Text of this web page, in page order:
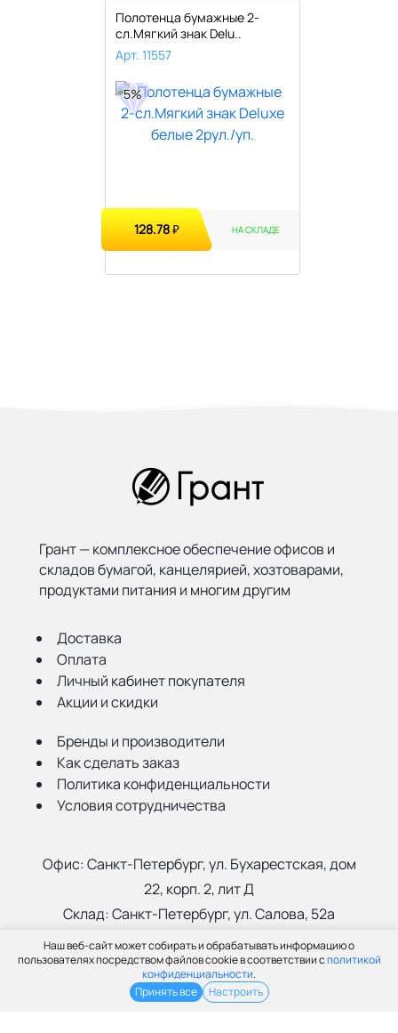
Наш веб-сайт может собирать и обрабатывать информацию о
пользователях посредством файлов cookie в соответствии сполитикой
конфиденциальности.
Принять все
Настроить
Полотенца бумажные 2-
сл.Мягкий знак Delu..
Арт. 11557
5%
128.78₽ НА СКЛАДЕ
Грант — комплексное обеспечение офисов и
складов бумагой, канцелярией, хозтоварами,
продуктами питания и многим другим
Доставка
Оплата
Личный кабинет покупателя
Акции и скидки
Бренды и производители
Как сделать заказ
Политика конфиденциальности
Условия сотрудничества
Офис:Санкт-Петербург, ул. Бухарестская, дом
22, корп. 2, лит Д
Склад:Санкт-Петербург, ул. Салова, 52а
(812) 402-99-91
info@grantspb.ru